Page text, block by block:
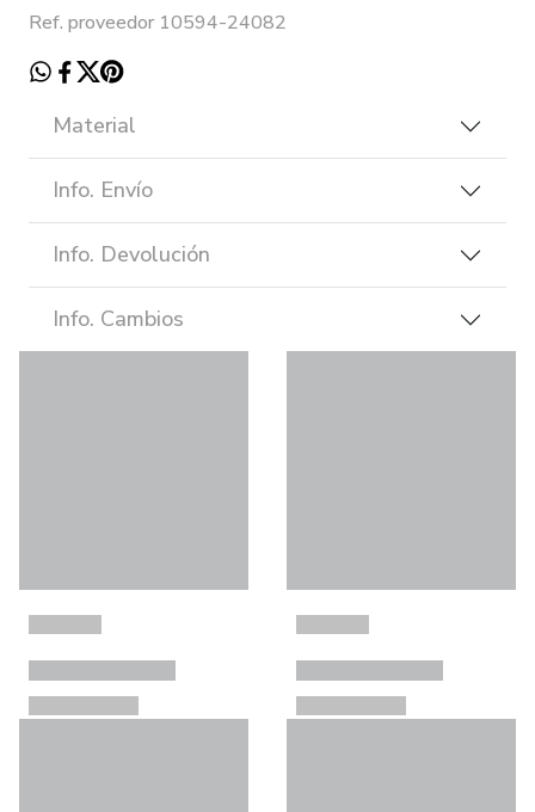
Ref. proveedor 10594-24082
Material
Info. Envío
Info. Devolución
Info. Cambios